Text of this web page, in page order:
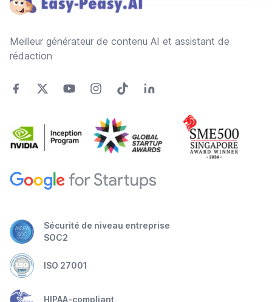
Meilleur générateur de contenu AI et assistant de
rédaction
Sécurité de niveau entreprise
SOC2
ISO 27001
HIPAA-compliant